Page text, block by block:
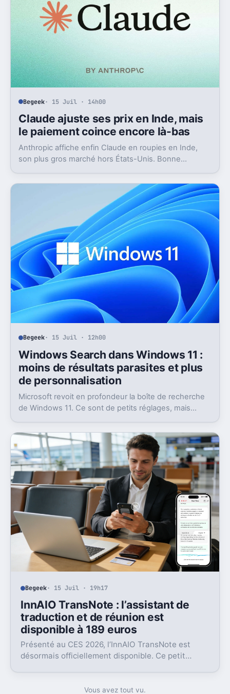
Begeek· 15 Juil · 14h00
Claude ajuste ses prix en Inde, mais
le paiement coince encore là-bas
Anthropic affiche enfin Claude en roupies en Inde,
son plus gros marché hors États-Unis. Bonne
abonnements.
Begeek· 15 Juil · 12h00
Windows Search dans Windows 11 :
moins de résultats parasites et plus
de personnalisation
Microsoft revoit en profondeur la boîte de recherche
de Windows 11. Ce sont de petits réglages, mais
Begeek· 15 Juil · 19h17
InnAIO TransNote : l’assistant de
traduction et de réunion est
disponible à 189 euros
Présenté au CES 2026, l’InnAIO TransNote est
désormais officiellement disponible. Ce petit
transcription et génération de comptes rendus par